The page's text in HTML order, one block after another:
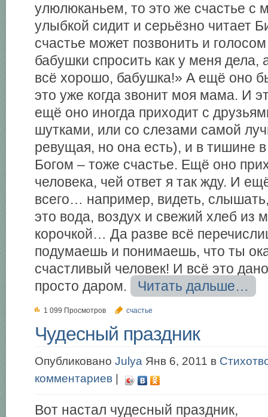
улюлюканьем, то это же счастье с
улыбкой сидит и серьёзно читает
счастье может позвонить и
бабушки спросить как у меня
всё хорошо, бабушка!» А ещё оно
это уже когда звонит моя мама. И
ещё оно иногда приходит с
шутками, или со слезами самой
ревущая, но она есть), и в тишине
Богом – тоже счастье. Ещё оно
человека, чей ответ я так жду. И
всего… например, видеть,
это вода, воздух и свежий хлеб из
корочкой… Да разве всё
подумаешь и понимаешь, что ты
счастливый человек! И всё это
просто даром.
Читать дальше…
1 099 Просмотров счастье
Чудесный праздник
Опубликовано Julya Янв 6, 2011 в
комментариев |
Вот настал чудесный праздник,